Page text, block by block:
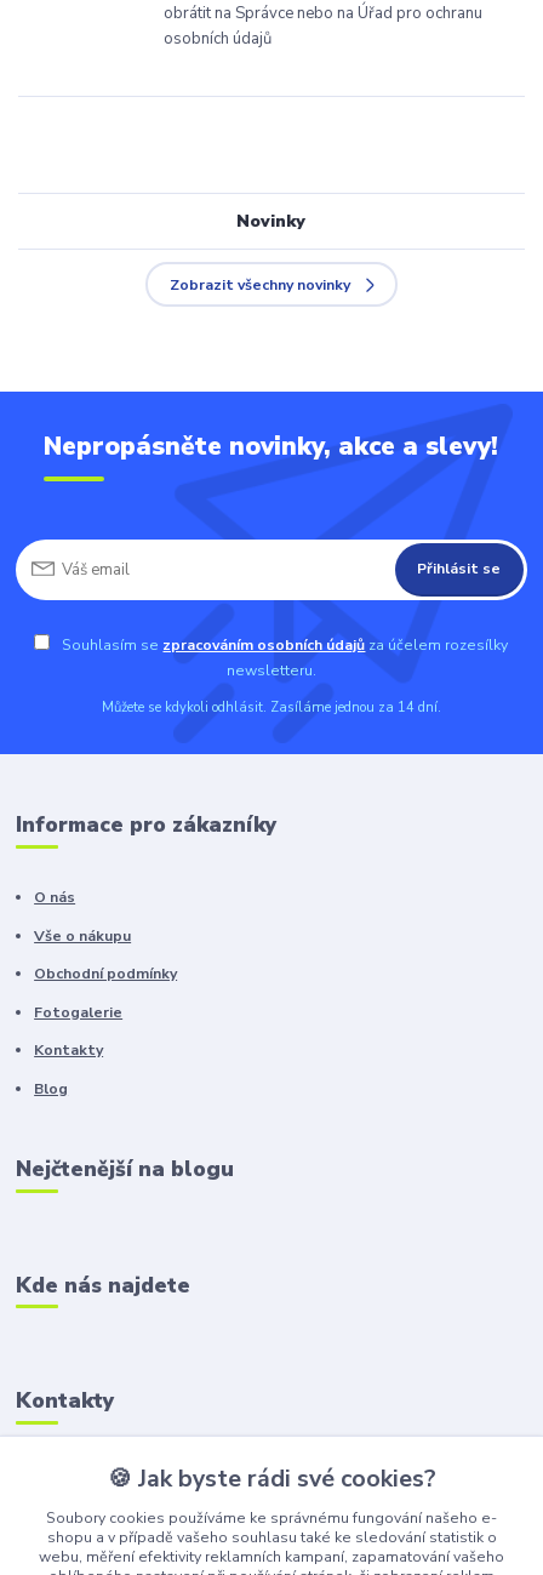
Novinky
Zobrazit všechny novinky
obrátit na Správce nebo na Úřad pro ochranu
osobních údajů
Nepropásněte novinky, akce a slevy!
Přihlásit se
Souhlasím se zpracováním osobních údajů za účelem rozesílky
newsletteru.
Můžete se kdykoli odhlásit. Zasíláme jednou za 14 dní.
Informace pro zákazníky
O nás
Vše o nákupu
Obchodní podmínky
Fotogalerie
Kontakty
Blog
Nejčtenější na blogu
Kde nás najdete
Kontakty
Zákaznická podpora
+420 606 218 592
info@hrackoviste.cz
🍪 Jak byste rádi své cookies?
Soubory cookies používáme ke správnému fungování našeho e-
shopu a v případě vašeho souhlasu také ke sledování statistik o
webu, měření efektivity reklamních kampaní, zapamatování vašeho